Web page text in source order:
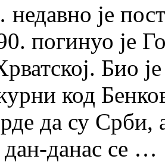
је
погинуо је
Био
код
да су Срби,
данас се …